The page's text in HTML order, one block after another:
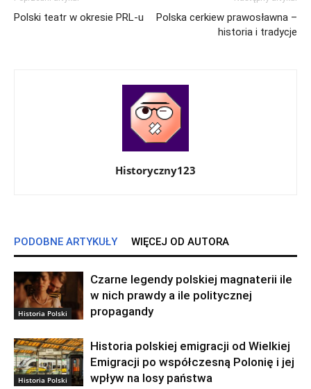
Polski teatr w okresie PRL-u
Polska cerkiew prawosławna –
historia i tradycje
Historyczny123
PODOBNE ARTYKUŁY WIĘCEJ OD AUTORA
Historia Polski
Czarne legendy polskiej magnaterii ile
w nich prawdy a ile politycznej
propagandy
Historia Polski
Historia polskiej emigracji od Wielkiej
Emigracji po współczesną Polonię i jej
wpływ na losy państwa